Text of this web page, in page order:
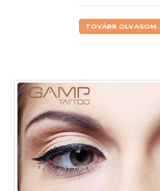
TOVÁBB OLVASOM...